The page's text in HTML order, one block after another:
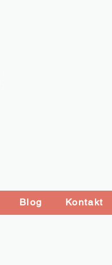
Blog Kontakt